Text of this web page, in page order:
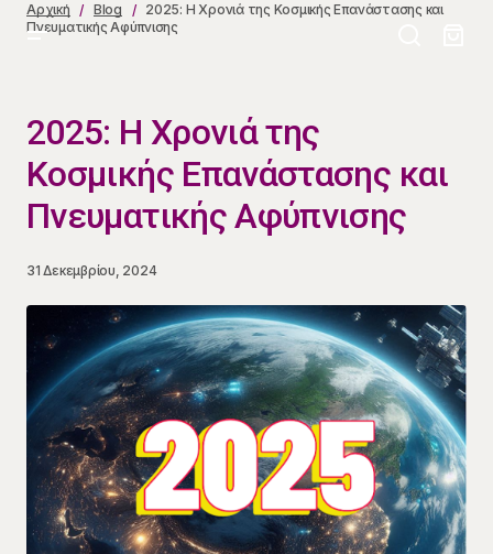
Αρχική Blog
2025: Η Χρονιά της Κοσμικής Επανάστασης και
Πνευματικής Αφύπνισης
2025: Η Χρονιά της
Κοσμικής Επανάστασης και
Πνευματικής Αφύπνισης
31 Δεκεμβρίου, 2024